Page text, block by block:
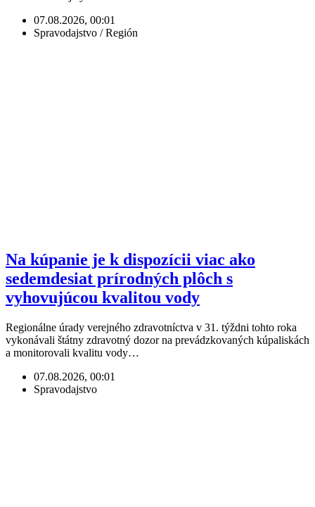
07.08.2026, 00:01
Spravodajstvo / Región
Na kúpanie je k dispozícii viac ako
sedemdesiat prírodných plôch s
vyhovujúcou kvalitou vody
Regionálne úrady verejného zdravotníctva v 31. týždni tohto roka
vykonávali štátny zdravotný dozor na prevádzkovaných kúpaliskách
a monitorovali kvalitu vody…
07.08.2026, 00:01
Spravodajstvo